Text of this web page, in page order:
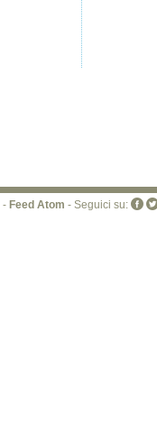
- Feed Atom - Seguici su: